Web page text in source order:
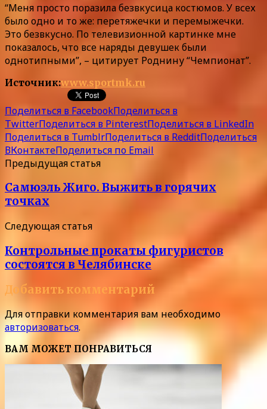
“Меня просто поразила безвкусица костюмов. У всех
было одно и то же: перетяжечки и перемыжечки.
Это безвкусно. По телевизионной картинке мне
показалось, что все наряды девушек были
однотипными”, – цитирует Роднину “Чемпионат”.
Источник:www.sportmk.ru
Поделиться в FacebookПоделиться в
TwitterПоделиться в PinterestПоделиться в LinkedIn
Поделиться в TumblrПоделиться в RedditПоделиться
ВКонтактеПоделиться по Email
Предыдущая статья
Самюэль Жиго. Выжить в горячих
точках
Следующая статья
Контрольные прокаты фигуристов
состоятся в Челябинске
Добавить комментарий
Для отправки комментария вам необходимо
авторизоваться.
ВАМ МОЖЕТ ПОНРАВИТЬСЯ